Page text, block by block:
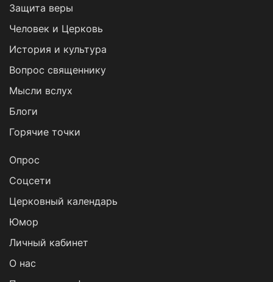
Защита веры
Человек и Церковь
История и культура
Вопрос священнику
Мысли вслух
Блоги
Горячие точки
Опрос
Cоцсети
Церковный календарь
Юмор
Личный кабинет
О нас